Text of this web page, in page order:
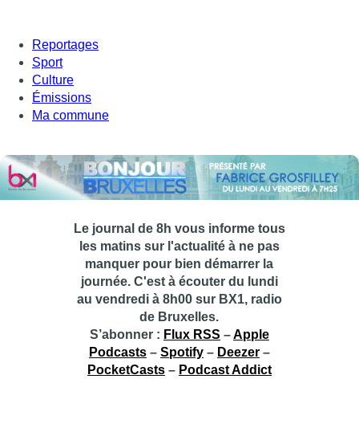
Reportages
Sport
Culture
Émissions
Ma commune
Le journal de 8h vous informe tous
les matins sur l'actualité à ne pas
manquer pour bien démarrer la
journée. C'est à écouter du lundi
au vendredi à 8h00 sur BX1, radio
de Bruxelles.
S’abonner : Flux RSS –Apple
Podcasts– Spotify– Deezer–
PocketCasts– Podcast Addict